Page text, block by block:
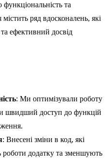
та
ряд вдосконалень, які
ефективний досвід
: Ми оптимізували роботу
швидший доступ до функцій
: Внесені зміни в код, які
роботи додатку та зменшують